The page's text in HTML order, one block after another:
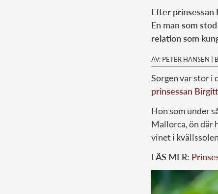
Efter prinsessan
En man som
relation som
AV: PETER HANSEN |
Sorgen var stor i
prinsessan
Hon som under
Mallorca, ön där
vinet i
LÄS MER: